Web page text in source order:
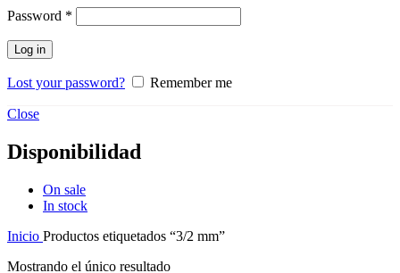
Password *
Log in
Lost your password? Remember me
Close
Disponibilidad
On sale
In stock
Inicio Productos etiquetados “3/2 mm”
Mostrando el único resultado